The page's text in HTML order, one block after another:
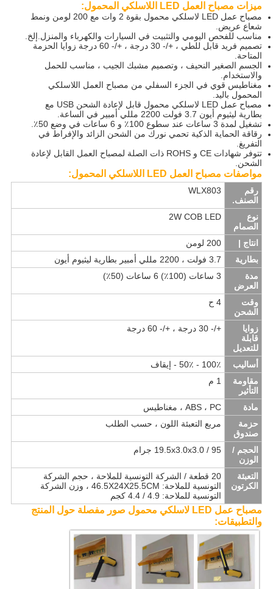
ميزات مصباح العمل LED اللاسلكي المحمول:
مصباح عمل LED لاسلكي محمول بقوة 2 وات مع 200 لومن ونمط
شعاع عريض.
مناسب للفحص اليومي والتثبيت في السيارات والكهرباء والمنزل.إلخ.
تصميم فريد قابل للطي ،
+/- 30 درجة ، +/- 60 درجة زوايا الحزمة
المتاحة.
الجسم الصغير النحيف ، وتصميم مشبك الجيب ، مناسب للحمل
والاستخدام.
مغناطيس قوي في الجزء السفلي من مصباح العمل اللاسلكي
المحمول باليد.
مصباح عمل LED لاسلكي محمول قابل لإعادة الشحن USB مع
بطارية ليثيوم أيون 3.7 فولت 2200 مللي أمبير في الساعة.
تشغيل لمدة 3 ساعات عند سطوع 100٪ و 6 ساعات في وضع 50٪.
رقاقة الحماية الذكية تحمي نورك من الشحن الزائد والإفراط في
التفريغ.
تتوفر شهادات CE و ROHS ذات الصلة لمصباح العمل القابل لإعادة
الشحن.
مواصفات مصباح العمل LED اللاسلكي المحمول:
رقم
الصنف.
WLX803
نوع
الصمام
2W COB LED
انتاج |
200 لومن
بطارية
3.7 فولت ، 2200 مللي أمبير بطارية ليثيوم أيون
مدة
العرض
3 ساعات (100٪) 6 ساعات (50٪)
وقت
الشحن
4 ح
زوايا
قابلة
للتعديل
+/- 30 درجة ، +/- 60 درجة
أساليب
100٪ - 50٪ - إيقاف
مقاومة
التأثير
1 م
مادة
ABS ، PC ، مغناطيس
حزمة
صندوق
مربع التعبئة اللون ، حسب الطلب
الحجم /
الوزن
19.5x3.0x3.0 / 95 جرام
التعبئة
الكرتون
20 قطعة / الشركة التونسية للملاحة ، حجم الشركة
التونسية للملاحة: 46.5X24X25.5CM ، وزن الشركة
التونسية للملاحة: 4.9 / 4.4 كجم
مصباح عمل LED لاسلكي محمول صور مفصلة حول المنتج
والتطبيقات: